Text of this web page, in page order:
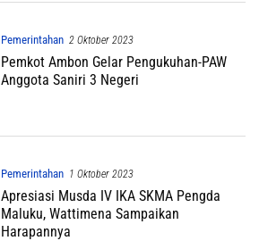
Pemerintahan 2 Oktober 2023
Pemkot Ambon Gelar Pengukuhan-PAW
Anggota Saniri 3 Negeri
Pemerintahan 1 Oktober 2023
Apresiasi Musda IV IKA SKMA Pengda
Maluku, Wattimena Sampaikan
Harapannya